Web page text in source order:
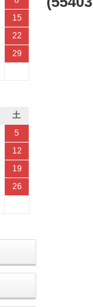
15
22
29
土
5
12
19
26